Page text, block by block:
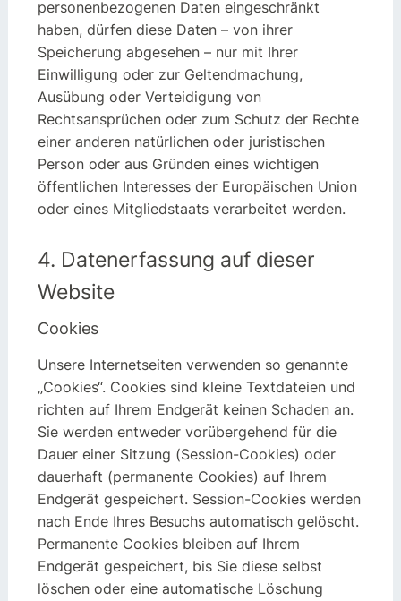
personenbezogenen Daten eingeschränkt
haben, dürfen diese Daten – von ihrer
Speicherung abgesehen – nur mit Ihrer
Einwilligung oder zur Geltendmachung,
Ausübung oder Verteidigung von
Rechtsansprüchen oder zum Schutz der Rechte
einer anderen natürlichen oder juristischen
Person oder aus Gründen eines wichtigen
öffentlichen Interesses der Europäischen Union
oder eines Mitgliedstaats verarbeitet werden.
4. Datenerfassung auf dieser
Website
Cookies
Unsere Internetseiten verwenden so genannte
„Cookies“. Cookies sind kleine Textdateien und
richten auf Ihrem Endgerät keinen Schaden an.
Sie werden entweder vorübergehend für die
Dauer einer Sitzung (Session-Cookies) oder
dauerhaft (permanente Cookies) auf Ihrem
Endgerät gespeichert. Session-Cookies werden
nach Ende Ihres Besuchs automatisch gelöscht.
Permanente Cookies bleiben auf Ihrem
Endgerät gespeichert, bis Sie diese selbst
löschen oder eine automatische Löschung